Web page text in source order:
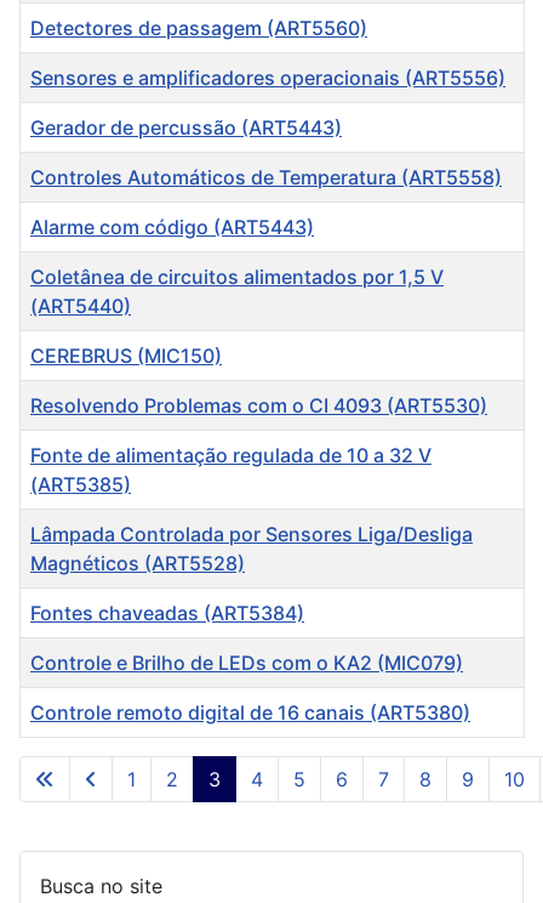
Artigos
Detectores de passagem (ART5560)
Sensores e amplificadores operacionais (ART5556)
Gerador de percussão (ART5443)
Controles Automáticos de Temperatura (ART5558)
Alarme com código (ART5443)
Coletânea de circuitos alimentados por 1,5 V
(ART5440)
CEREBRUS (MIC150)
Resolvendo Problemas com o CI 4093 (ART5530)
Fonte de alimentação regulada de 10 a 32 V
(ART5385)
Lâmpada Controlada por Sensores Liga/Desliga
Magnéticos (ART5528)
Fontes chaveadas (ART5384)
Controle e Brilho de LEDs com o KA2 (MIC079)
Controle remoto digital de 16 canais (ART5380)
Página 3 de 42
1 2 3 4 5 6 7 8 9 10
Busca no site